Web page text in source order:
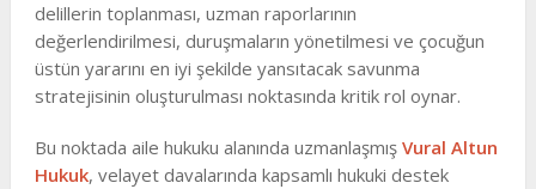
delillerin toplanması, uzman raporlarının
değerlendirilmesi, duruşmaların yönetilmesi ve çocuğun
üstün yararını en iyi şekilde yansıtacak savunma
stratejisinin oluşturulması noktasında kritik rol oynar.
Bu noktada aile hukuku alanında uzmanlaşmış Vural Altun
Hukuk, velayet davalarında kapsamlı hukuki destek